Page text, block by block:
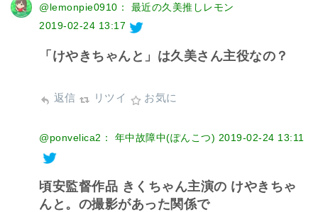
@lemonpie0910： 最近の久美推しレモン
2019-02-24 13:17
「けやきちゃんと」は久美さん主役なの？
返信 リツイ お気に
@ponvelica2： 年中故障中(ぽんこつ) 2019-02-24 13:11
頃安監督作品 きくちゃん主演の けやきちゃ
んと。の撮影があった関係で